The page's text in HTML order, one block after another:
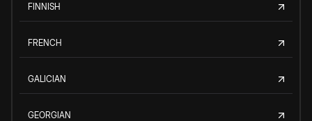
FINNISH
FRENCH
GALICIAN
GEORGIAN